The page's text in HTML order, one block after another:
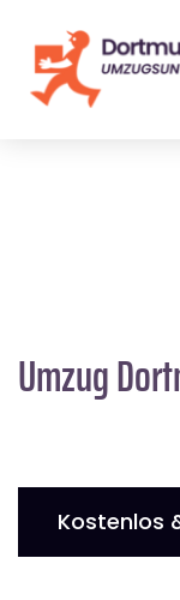
Umzug
Kostenlos